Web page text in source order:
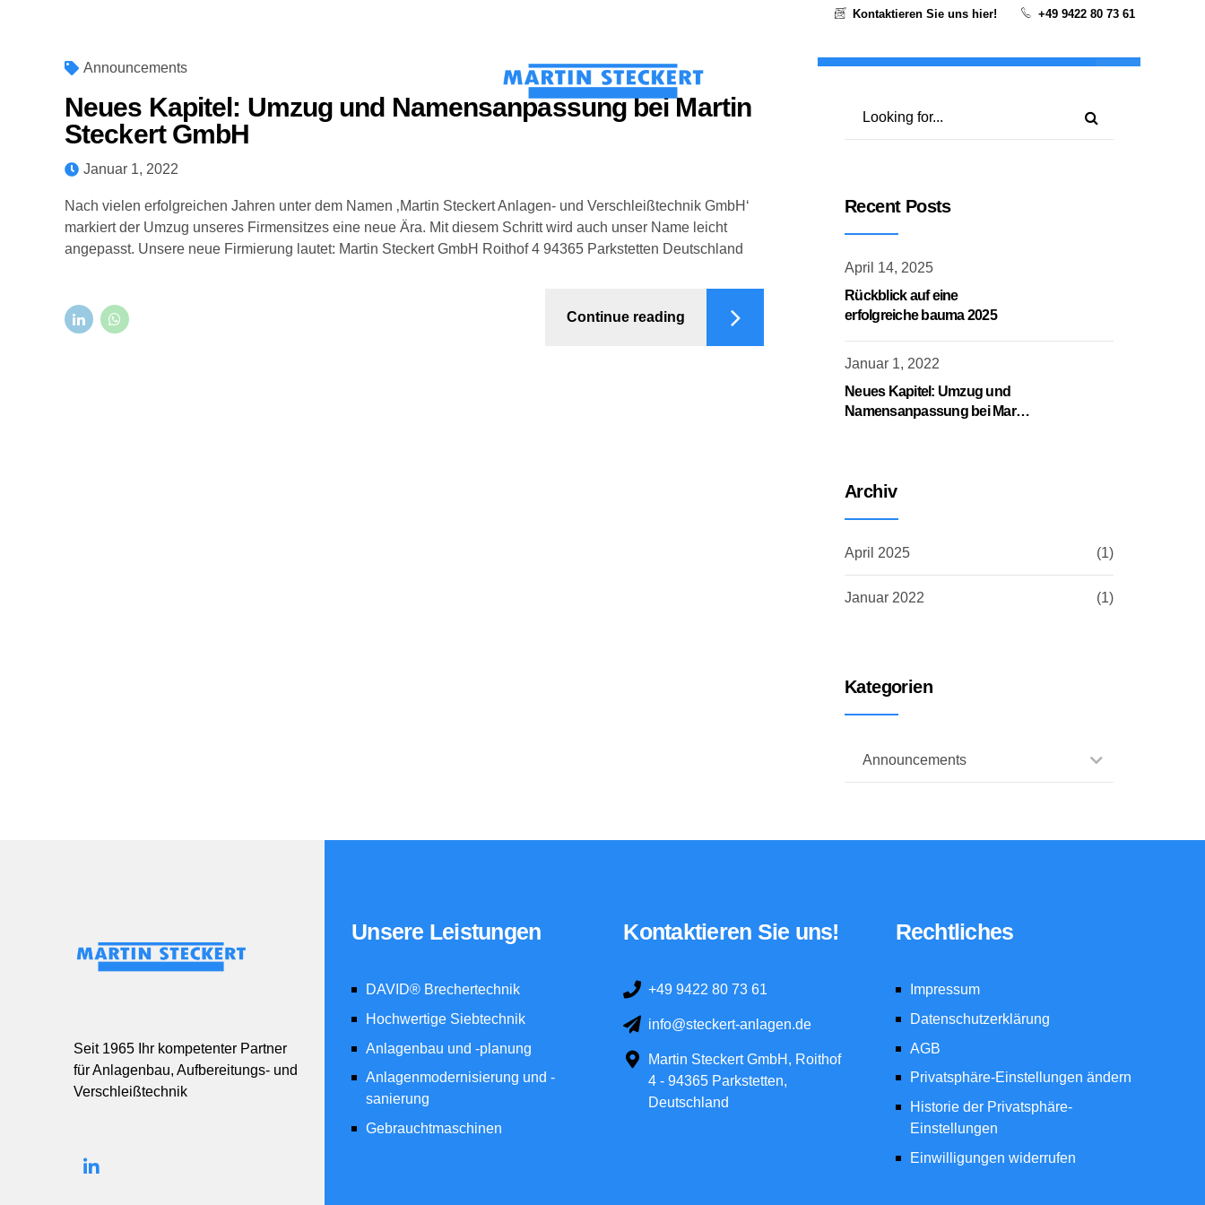
Kontaktieren Sie uns hier! +49 9422 80 73 61
Announcements
Neues Kapitel: Umzug und Namensanpassung bei Martin
Steckert GmbH
Januar 1, 2022
Nach vielen erfolgreichen Jahren unter dem Namen ‚Martin Steckert Anlagen- und Verschleißtechnik GmbH‘
markiert der Umzug unseres Firmensitzes eine neue Ära. Mit diesem Schritt wird auch unser Name leicht
angepasst. Unsere neue Firmierung lautet: Martin Steckert GmbH Roithof 4 94365 Parkstetten Deutschland
Continue reading
Recent Posts
April 14, 2025
Rückblick auf eine
erfolgreiche bauma 2025
Januar 1, 2022
Neues Kapitel: Umzug und
Namensanpassung bei Martin
Archiv
April 2025 (1)
Januar 2022 (1)
Kategorien
Announcements
Seit 1965 Ihr kompetenter Partner
für Anlagenbau, Aufbereitungs- und
Verschleißtechnik
Unsere Leistungen
DAVID® Brechertechnik
Hochwertige Siebtechnik
Anlagenbau und -planung
Anlagenmodernisierung und -
sanierung
Gebrauchtmaschinen
Kontaktieren Sie uns!
+49 9422 80 73 61
info@steckert-anlagen.de
Martin Steckert GmbH, Roithof
4 - 94365 Parkstetten,
Deutschland
Rechtliches
Impressum
Datenschutzerklärung
AGB
Privatsphäre-Einstellungen ändern
Historie der Privatsphäre-
Einstellungen
Einwilligungen widerrufen